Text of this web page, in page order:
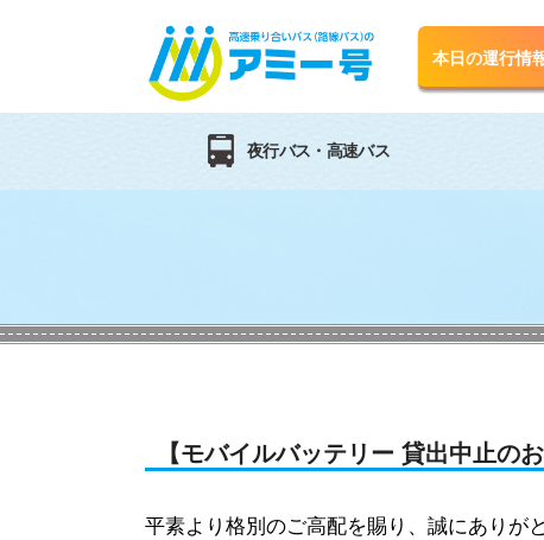
本日の運行情
夜行バス・高速バス
【モバイルバッテリー 貸出中止のお
平素より格別のご高配を賜り、誠にありが